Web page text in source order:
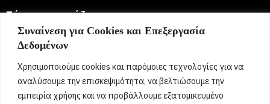
Συναίνεση για Cookies και Επεξεργασία
Δεδομένων
Χρησιμοποιούμε cookies και παρόμοιες τεχνολογίες για να
αναλύσουμε την επισκεψιμότητα, να βελτιώσουμε την
εμπειρία χρήσης και να προβάλλουμε εξατομικευμένο
Σήμερα γιορτάζει:
6 Αυγούστου 2026
Ευμορφία, Έμμυ, Μορφούλα, Μόρφω, Σωτήριος, Σωτήρης,
Σώτος, Σωτηράκης, Σωτηρία, Σωτήρω[...]